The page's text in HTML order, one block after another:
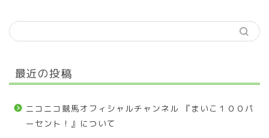
最近の投稿
ニコニコ競馬オフィシャルチャンネル 『まいこ１００パ
ーセント！』について